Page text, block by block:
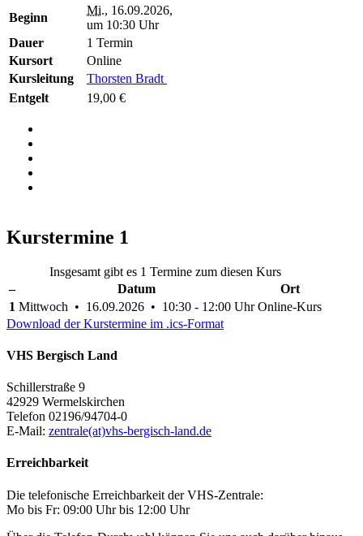
Beginn
Mi., 16.09.2026,
um 10:30 Uhr
Dauer
1 Termin
Kursort
Online
Kursleitung
Thorsten Bradt
Entgelt
19,00 €
Kurstermine 1
Insgesamt gibt es 1 Termine zum diesen Kurs
–
Datum
Ort
1 Mittwoch • 16.09.2026 • 10:30 - 12:00 Uhr Online-Kurs
Download der Kurstermine im .ics-Format
VHS Bergisch Land
Schillerstraße 9
42929 Wermelskirchen
Telefon 02196/94704-0
E-Mail: zentrale(at)vhs-bergisch-land.de
Erreichbarkeit
Die telefonische Erreichbarkeit der VHS-Zentrale:
Mo bis Fr: 09:00 Uhr bis 12:00 Uhr